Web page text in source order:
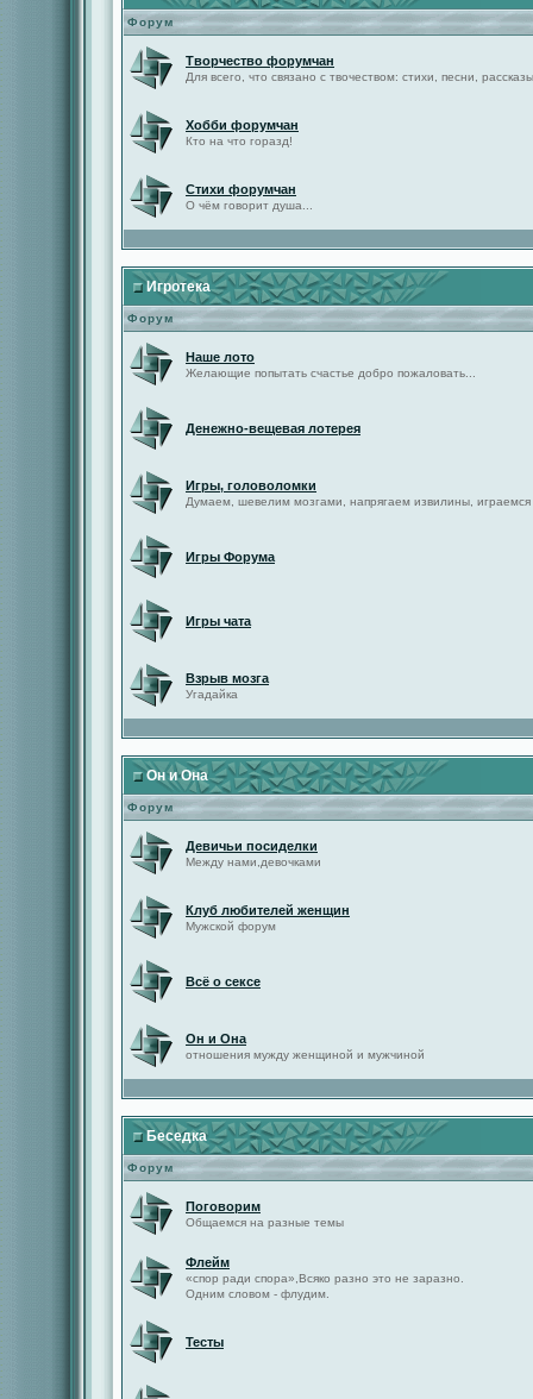
Форум
Творчество форумчан
Для всего, что связано с твочеством: стихи, песни,
Хобби форумчан
Кто на что горазд!
Стихи форумчан
О чём говорит душа...
Игротека
Форум
Наше лото
Желающие попытать счастье добро пожаловать...
Денежно-вещевая лотерея
Игры, головоломки
Думаем, шевелим мозгами, напрягаем извилины,
Игры Форума
Игры чата
Взрыв мозга
Угадайка
Он и Она
Форум
Девичьи посиделки
Между нами,девочками
Клуб любителей женщин
Мужской форум
Всё о сексе
Он и Она
отношения мужду женщиной и мужчиной
Беседка
Форум
Поговорим
Общаемся на разные темы
Флейм
«спор ради спора»,Всяко разно это не заразно.
Одним словом - флудим.
Тесты